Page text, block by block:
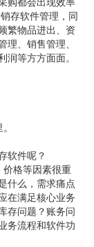
存软件管理，同
繁物品进出、资
、销售管理、
等方方面面。
软件呢？
格等因素很重
什么，需求痛点
在满足核心业务
存问题？账务问
务流程和软件功